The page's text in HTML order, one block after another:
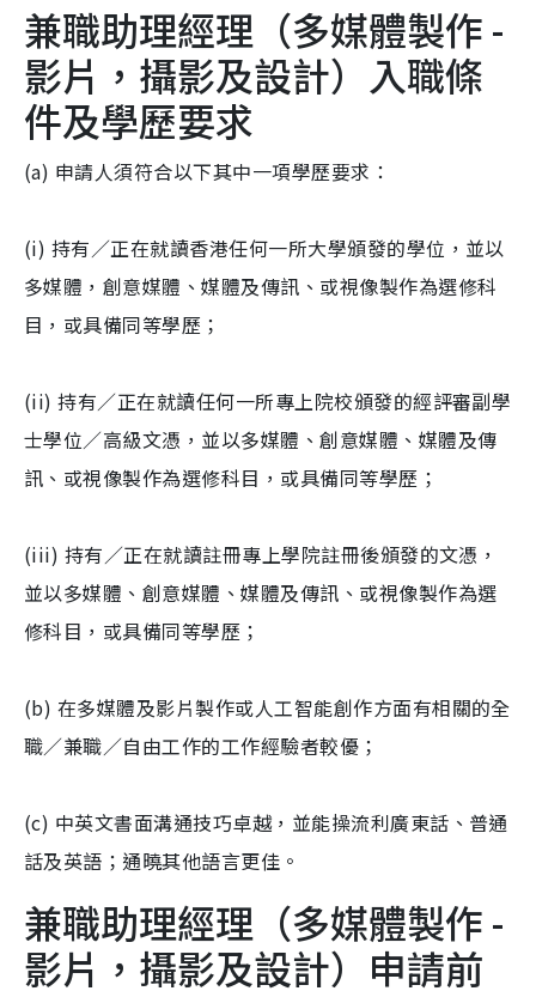
兼職助理經理（多媒體製作 -
影片，攝影及設計）入職條
件及學歷要求
(a) 申請人須符合以下其中一項學歷要求：
(i) 持有／正在就讀香港任何一所大學頒發的學位，並以
多媒體，創意媒體、媒體及傳訊、或視像製作為選修科
目，或具備同等學歷；
(ii) 持有／正在就讀任何一所專上院校頒發的經評審副學
士學位／高級文憑，並以多媒體、創意媒體、媒體及傳
訊、或視像製作為選修科目，或具備同等學歷；
(iii) 持有／正在就讀註冊專上學院註冊後頒發的文憑，
並以多媒體、創意媒體、媒體及傳訊、或視像製作為選
修科目，或具備同等學歷；
(b) 在多媒體及影片製作或人工智能創作方面有相關的全
職／兼職／自由工作的工作經驗者較優；
(c) 中英文書面溝通技巧卓越，並能操流利廣東話、普通
話及英語；通曉其他語言更佳。
兼職助理經理（多媒體製作 -
影片，攝影及設計）申請前